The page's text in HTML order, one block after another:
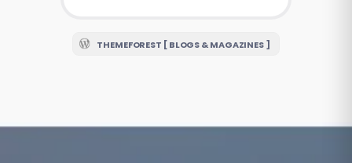
THEMEFOREST [ BLOGS & MAGAZINES ]